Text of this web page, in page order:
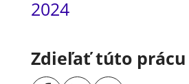
2024
Zdieľať túto prácu